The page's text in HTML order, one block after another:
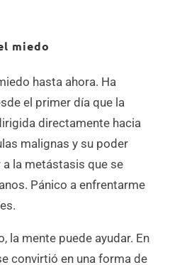
miedo
hasta ahora. Ha
el primer día que la
directamente hacia
malignas y su poder
la metástasis que se
Pánico a enfrentarme
la mente puede ayudar. En
convirtió en una forma de